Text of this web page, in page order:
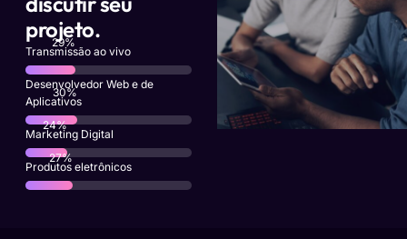
projeto.
Transmissão ao vivo
54
Desenvolvedor Web e de
Aplicativos
57%
Marketing Digital
46%
Produtos eletrônicos
52%